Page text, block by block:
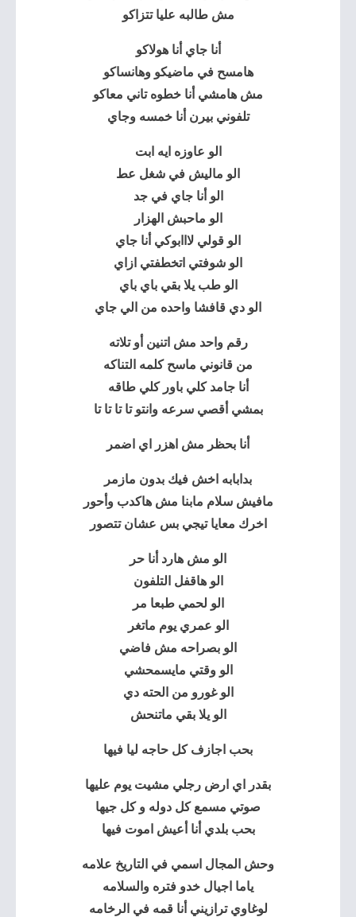
مش طالبه عليا تتزاكو
أنا جاي أنا هولاكو
هامسح في ماضيكو وهانساكو
مش هامشي أنا خطوه تاني معاكو
تلفوني بيرن أنا خمسه وجاي
الو عاوزه ايه ابت
الو ماليش في شغل عط
الو أنا جاي في جد
الو ماحبش الهزار
الو قولي لااابوكي أنا جاي
الو شوفتي اتخطفتي ازاي
الو طب يلا بقي باي باي
الو دي قافشا واحده من الي جاي
رقم واحد مش اتنين أو تلاته
من قانوني ماسح كلمه التناكه
أنا جامد كلي باور كلي طاقه
بمشي أقصي سرعه وانتو تا تا تا تا
أنا بحظر مش اهزر اي اضمر
بدابابه اخش فيك بدون مازمر
مافيش سلام مابنا مش هاكدب وأحور
اخرك معايا تيجي بس عشان تتصور
الو مش هارد أنا حر
الو هاقفل التلفون
الو لحمي طبعا مر
الو عمري يوم ماتغر
الو بصراحه مش فاضي
الو وقتي مايسمحشي
الو غورو من الحته دي
الو يلا بقي ماتنحش
بحب اجازف كل حاجه ليا فيها
بقدر اي ارض رجلي مشيت يوم عليها
صوتي مسمع كل دوله و كل جيها
بحب بلدي أنا أعيش اموت فيها
وحش المجال اسمي في التاريخ علامه
ياما اجيال خدو فتره والسلامه
لوغاوي ترازيني أنا قمه في الرخامه